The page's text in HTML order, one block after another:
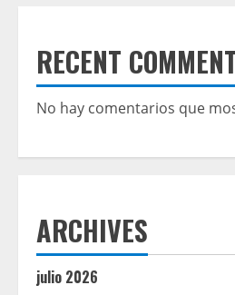
RECENT
No hay comentarios que
ARCHIVES
julio 2026